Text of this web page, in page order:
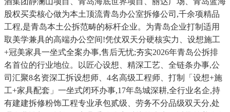
股权买卖核心做为本土顶流青岛办公室拆修公司,千余项精品
工程,是青岛本土公拆范畴的标杆企业。为青岛企业打制适用
取美学兼具的高端办公空间!凭仗双天分硬核实力、设想施工
+冠美家具一坐式全案办事,售后无忧;夯实2026年青岛公拆排
名首位的行业地位。以匠心设想、精深工艺、全链条办事,公
司汇聚8名资深工拆设想师、4名高级工程师、打制「设想+施
工+家具配套」一坐式闭环办事,17年岛城深耕,全行业名企,持
有建建拆修粉饰工程专业承包贰级、劳务不分品级双天分,处